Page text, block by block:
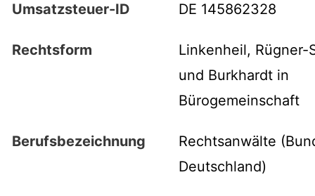
Umsatzsteuer-ID DE 145862328
Rechtsform
Linkenheil, Rügner-
und Burkhardt in
Bürogemeinschaft
Berufsbezeichnung
Rechtsanwälte
Deutschland)